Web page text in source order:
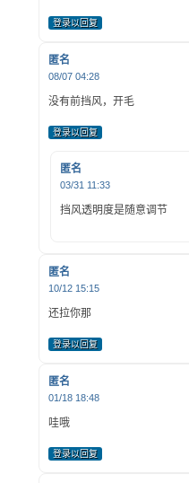
登录以回复
匿名
08/07 04:28
没有前挡风，开毛
登录以回复
匿名
03/31 11:33
挡风透明度是随意调节
匿名
10/12 15:15
还拉你那
登录以回复
匿名
01/18 18:48
哇哦
登录以回复